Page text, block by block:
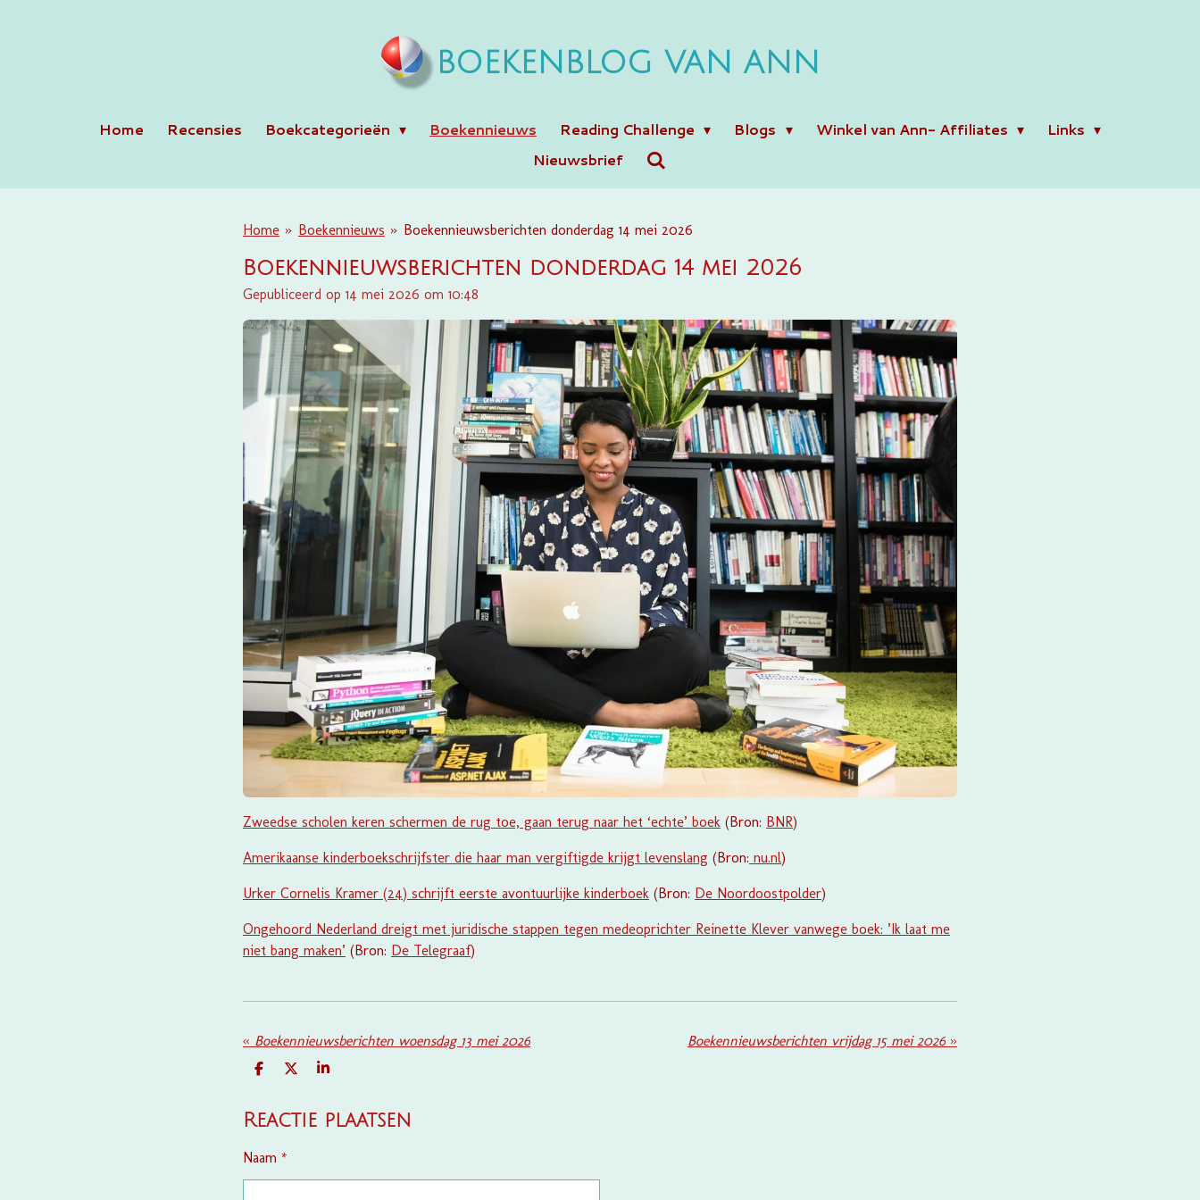
BOEKENBLOG VAN ANN
Home Recensies Boekcategorieën Boekennieuws Reading Challenge Blogs Winkel van Ann- Affiliates
Links
Nieuwsbrief
Home » Boekennieuws » Boekennieuwsberichten donderdag 14 mei 2026
Boekennieuwsberichten donderdag 14 mei 2026
Gepubliceerd op 14 mei 2026 om 10:48
Zweedse scholen keren schermen de rug toe, gaan terug naar het ‘echte’ boek (Bron: BNR)
Amerikaanse kinderboekschrijfster die haar man vergiftigde krijgt levenslang (Bron: nu.nl)
Urker Cornelis Kramer (24) schrijft eerste avontuurlijke kinderboek (Bron: De Noordoostpolder)
Ongehoord Nederland dreigt met juridische stappen tegen medeoprichter Reinette Klever vanwege boek: ’Ik laat me
niet bang maken’ (Bron: De Telegraaf)
« Boekennieuwsberichten woensdag 13 mei 2026 Boekennieuwsberichten vrijdag 15 mei 2026 »
D
E
N
D
L
S
R
E
Reactie plaatsen
Naam *